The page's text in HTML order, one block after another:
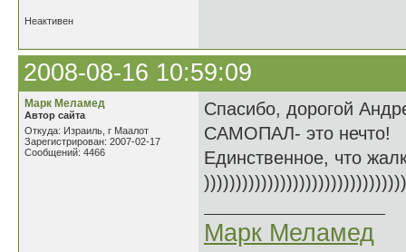
Неактивен
2008-08-16 10:59:09
Марк Меламед
Автор сайта
Откуда: Израиль, г Маалот
Зарегистрирован: 2007-02-17
Сообщений: 4466
Спасибо, дорогой
САМОПАЛ- это нечто!
Единственное, что
Марк Меламед